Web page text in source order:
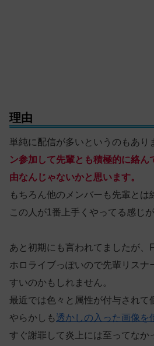
理由
単純に配信が多いというのもあり
ン参加して先輩とも積極的に絡ん
由なんじゃないかと思います。
もちろん他のメンバーも先輩とは
この人が1番上手くやってる感じが
あと初期にも言われてましたが、
ホロライブっぽいので先輩リスナ
すいのかもしれません。
最近では色々と属性が付与されて
やらかしも透かしの入った画像を
すぐ謝罪して炎上には至ってなか